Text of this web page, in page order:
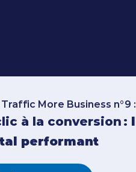
More Business n°9 :
à la conversion :
performant